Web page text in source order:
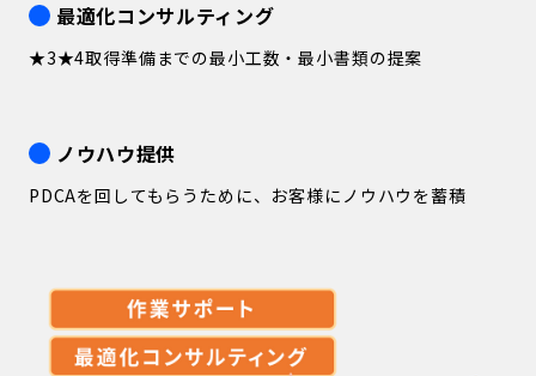
最適化コンサルティング
★3★4取得準備までの最小工数・最小書類の提案
ノウハウ提供
PDCAを回してもらうために、お客様にノウハウを蓄積